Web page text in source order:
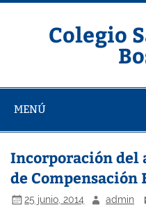
Saltar
Colegio
MENÚ
Incorporación del
de Compensación
25 junio, 2014 admin